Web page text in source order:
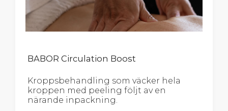
BABOR Circulation Boost
Kroppsbehandling som väcker hela
kroppen med peeling följt av en
närande inpackning.